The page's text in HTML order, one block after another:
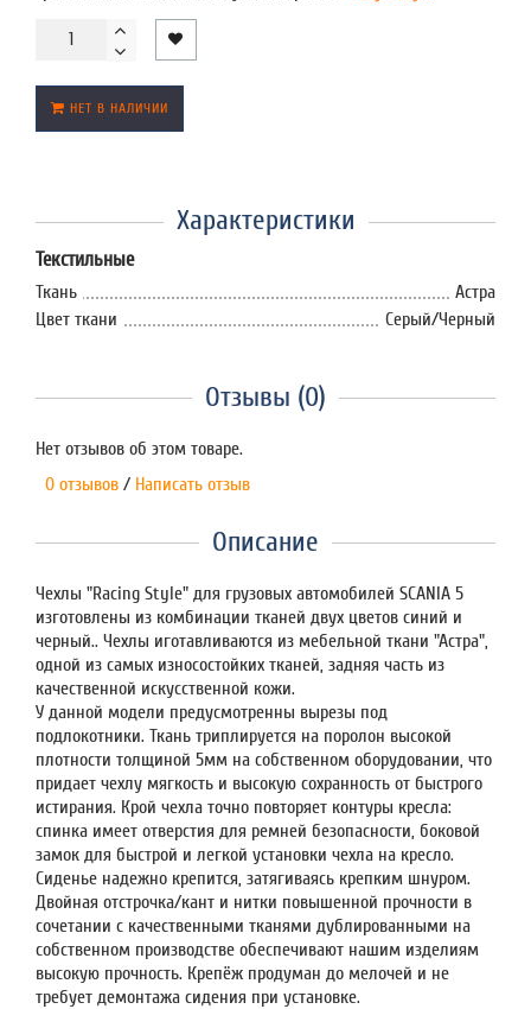
НЕТ В НАЛИЧИИ
Характеристики
Текстильные
Ткань
Астра
Цвет ткани
Серый/Черный
Отзывы (0)
Нет отзывов об этом товаре.
0 отзывов / Написать отзыв
Описание
Чехлы "Racing Style" для грузовых автомобилей SCANIA 5
изготовлены из комбинации тканей двух цветов синий и
черный.. Чехлы иготавливаются из мебельной ткани "Астра",
одной из самых износостойких тканей, задняя часть из
качественной искусственной кожи.
У данной модели предусмотренны вырезы под
подлокотники. Ткань триплируется на поролон высокой
плотности толщиной 5мм на собственном оборудовании, что
придает чехлу мягкость и высокую сохранность от быстрого
истирания. Крой чехла точно повторяет контуры кресла:
спинка имеет отверстия для ремней безопасности, боковой
замок для быстрой и легкой установки чехла на кресло.
Сиденье надежно крепится, затягиваясь крепким шнуром.
Двойная отстрочка/кант и нитки повышенной прочности в
сочетании с качественными тканями дублированными на
собственном производстве обеспечивают нашим изделиям
высокую прочность. Крепёж продуман до мелочей и не
требует демонтажа сидения при установке.